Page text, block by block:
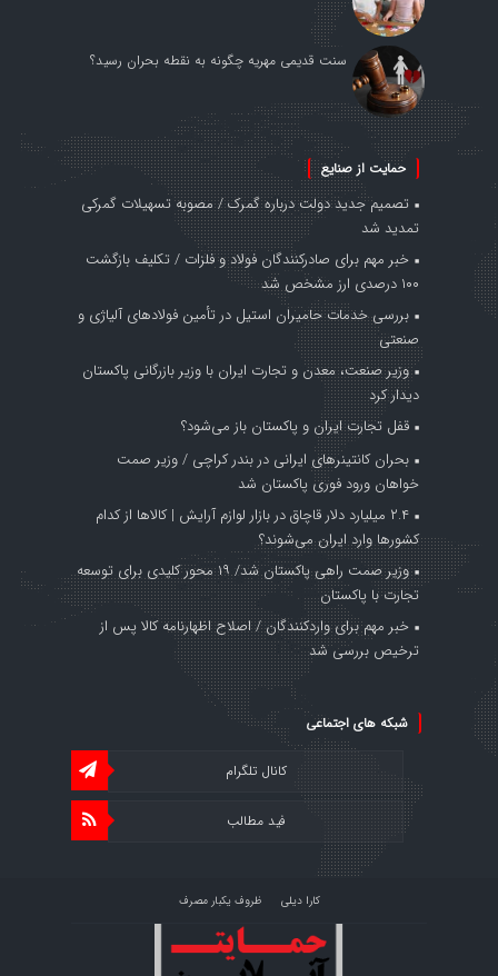
سنت قدیمی مهریه چگونه به نقطه بحران رسید؟
حمایت از صنایع
تصمیم جدید دولت درباره گمرک / مصوبه تسهیلات گمرکی
تمدید شد
خبر مهم برای صادرکنندگان فولاد و فلزات / تکلیف بازگشت
۱۰۰ درصدی ارز مشخص شد
بررسی خدمات حامیران استیل در تأمین فولادهای آلیاژی و
صنعتی
وزیر صنعت، معدن و تجارت ایران با وزیر بازرگانی پاکستان
دیدار کرد
قفل تجارت ایران و پاکستان باز می‌شود؟
بحران کانتینر‌های ایرانی در بندر کراچی / وزیر صمت
خواهان ورود فوری پاکستان شد
۲.۴ میلیارد دلار قاچاق در بازار لوازم آرایش | کالاها از کدام
کشورها وارد ایران می‌شوند؟
وزیر صمت راهی پاکستان شد/ ۱۹ محور کلیدی برای توسعه
تجارت با پاکستان
خبر مهم برای واردکنندگان / اصلاح اظهارنامه کالا پس از
ترخیص بررسی شد
شبکه های اجتماعی
کانال تلگرام
فید مطالب
کارا دیلی ظروف یکبار مصرف